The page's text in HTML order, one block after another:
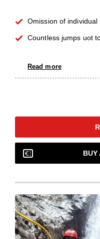
Omission of
Countless jumps uot
Read more
BUY